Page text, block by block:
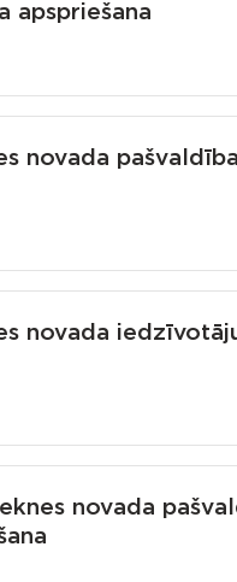
apspriešana
novada
novada
novada